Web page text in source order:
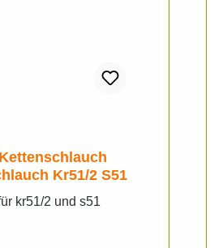
Kr51/2 S51
kr51/2 und s51